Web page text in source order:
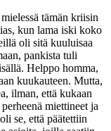
tämän kriisin
kun lama iski koko
oli sitä kuuluisaa
pankista tuli
Helppo homma,
kuukauteen. Mutta,
ilman, että kukaan
miettineet ja
se, että päätettiin